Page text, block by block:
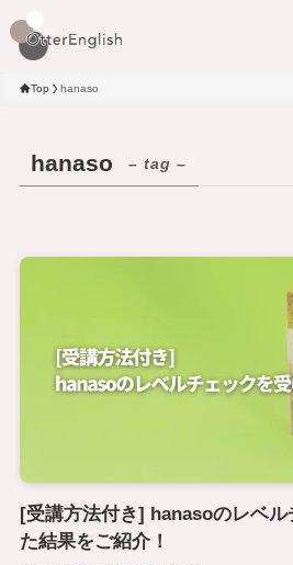
Top hanaso
hanaso – tag –
[受講方法付き] hanasoのレベ
た結果をご紹介！